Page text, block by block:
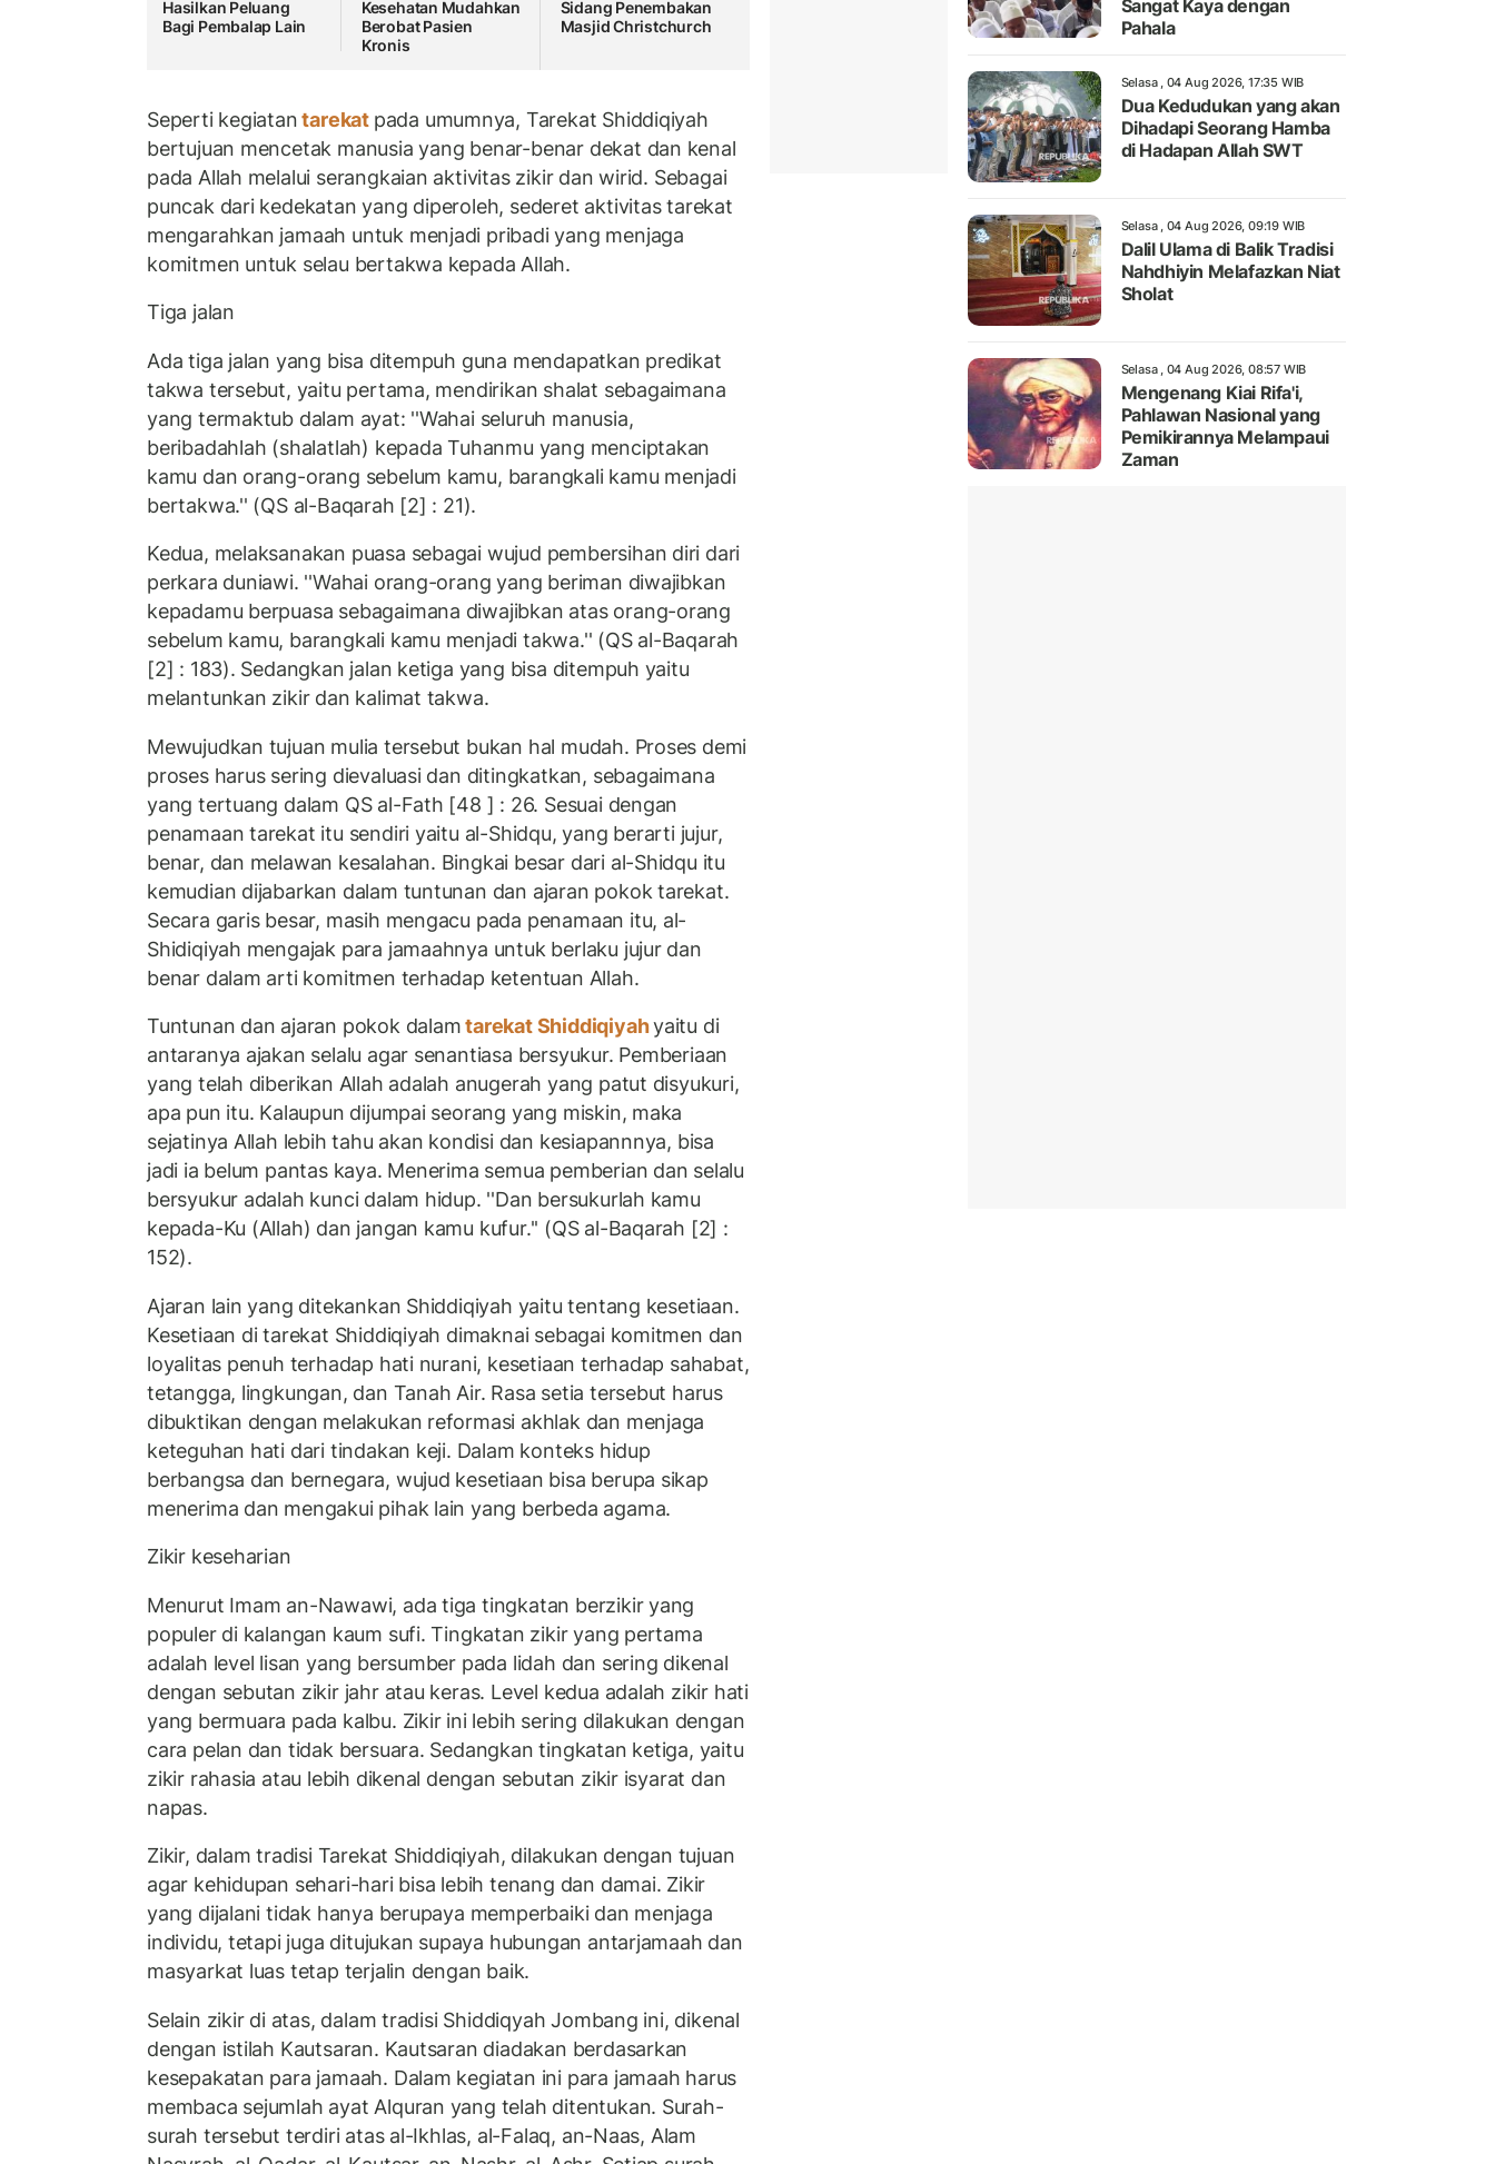
Hasilkan Peluang
Bagi Pembalap Lain
Kesehatan Mudahkan
Berobat Pasien
Kronis
Sidang Penembakan
Masjid Christchurch
Seperti kegiatantarekat pada umumnya, Tarekat Shiddiqiyah
bertujuan mencetak manusia yang benar-benar dekat dan kenal
pada Allah melalui serangkaian aktivitas zikir dan wirid. Sebagai
puncak dari kedekatan yang diperoleh, sederet aktivitas tarekat
mengarahkan jamaah untuk menjadi pribadi yang menjaga
komitmen untuk selau bertakwa kepada Allah.
Tiga jalan
Ada tiga jalan yang bisa ditempuh guna mendapatkan predikat
takwa tersebut, yaitu pertama, mendirikan shalat sebagaimana
yang termaktub dalam ayat: ''Wahai seluruh manusia,
beribadahlah (shalatlah) kepada Tuhanmu yang menciptakan
kamu dan orang-orang sebelum kamu, barangkali kamu menjadi
bertakwa.'' (QS al-Baqarah [2] : 21).
Kedua, melaksanakan puasa sebagai wujud pembersihan diri dari
perkara duniawi. ''Wahai orang-orang yang beriman diwajibkan
kepadamu berpuasa sebagaimana diwajibkan atas orang-orang
sebelum kamu, barangkali kamu menjadi takwa.'' (QS al-Baqarah
[2] : 183). Sedangkan jalan ketiga yang bisa ditempuh yaitu
melantunkan zikir dan kalimat takwa.
Mewujudkan tujuan mulia tersebut bukan hal mudah. Proses demi
proses harus sering dievaluasi dan ditingkatkan, sebagaimana
yang tertuang dalam QS al-Fath [48 ] : 26. Sesuai dengan
penamaan tarekat itu sendiri yaitu al-Shidqu, yang berarti jujur,
benar, dan melawan kesalahan. Bingkai besar dari al-Shidqu itu
kemudian dijabarkan dalam tuntunan dan ajaran pokok tarekat.
Secara garis besar, masih mengacu pada penamaan itu, al-
Shidiqiyah mengajak para jamaahnya untuk berlaku jujur dan
benar dalam arti komitmen terhadap ketentuan Allah.
Tuntunan dan ajaran pokok dalamtarekat Shiddiqiyahyaitu di
antaranya ajakan selalu agar senantiasa bersyukur. Pemberiaan
yang telah diberikan Allah adalah anugerah yang patut disyukuri,
apa pun itu. Kalaupun dijumpai seorang yang miskin, maka
sejatinya Allah lebih tahu akan kondisi dan kesiapannnya, bisa
jadi ia belum pantas kaya. Menerima semua pemberian dan selalu
bersyukur adalah kunci dalam hidup. ''Dan bersukurlah kamu
kepada-Ku (Allah) dan jangan kamu kufur.'' (QS al-Baqarah [2] :
152).
Ajaran lain yang ditekankan Shiddiqiyah yaitu tentang kesetiaan.
Kesetiaan di tarekat Shiddiqiyah dimaknai sebagai komitmen dan
loyalitas penuh terhadap hati nurani, kesetiaan terhadap sahabat,
tetangga, lingkungan, dan Tanah Air. Rasa setia tersebut harus
dibuktikan dengan melakukan reformasi akhlak dan menjaga
keteguhan hati dari tindakan keji. Dalam konteks hidup
berbangsa dan bernegara, wujud kesetiaan bisa berupa sikap
menerima dan mengakui pihak lain yang berbeda agama.
Zikir keseharian
Menurut Imam an-Nawawi, ada tiga tingkatan berzikir yang
populer di kalangan kaum sufi. Tingkatan zikir yang pertama
adalah level lisan yang bersumber pada lidah dan sering dikenal
dengan sebutan zikir jahr atau keras. Level kedua adalah zikir hati
yang bermuara pada kalbu. Zikir ini lebih sering dilakukan dengan
cara pelan dan tidak bersuara. Sedangkan tingkatan ketiga, yaitu
zikir rahasia atau lebih dikenal dengan sebutan zikir isyarat dan
napas.
Zikir, dalam tradisi Tarekat Shiddiqiyah, dilakukan dengan tujuan
agar kehidupan sehari-hari bisa lebih tenang dan damai. Zikir
yang dijalani tidak hanya berupaya memperbaiki dan menjaga
individu, tetapi juga ditujukan supaya hubungan antarjamaah dan
masyarkat luas tetap terjalin dengan baik.
Selain zikir di atas, dalam tradisi Shiddiqyah Jombang ini, dikenal
dengan istilah Kautsaran. Kautsaran diadakan berdasarkan
kesepakatan para jamaah. Dalam kegiatan ini para jamaah harus
membaca sejumlah ayat Alquran yang telah ditentukan. Surah-
surah tersebut terdiri atas al-Ikhlas, al-Falaq, an-Naas, Alam
Sangat Kaya dengan
Pahala
Selasa , 04 Aug 2026, 17:35 WIB
Dua Kedudukan yang akan
Dihadapi Seorang Hamba
di Hadapan Allah SWT
Selasa , 04 Aug 2026, 09:19 WIB
Dalil Ulama di Balik Tradisi
Nahdhiyin Melafazkan Niat
Sholat
Selasa , 04 Aug 2026, 08:57 WIB
Mengenang Kiai Rifa'i,
Pahlawan Nasional yang
Pemikirannya Melampaui
Zaman